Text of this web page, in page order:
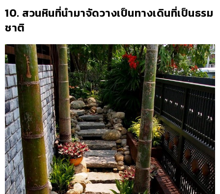
10. สวนหินที่นำมาจัดวางเป็นทางเดินที่เป็นธรม
ชาติ